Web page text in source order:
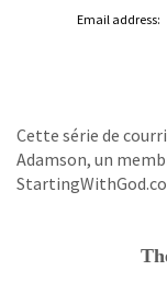
Email address:
Cette série de
Adamson, un